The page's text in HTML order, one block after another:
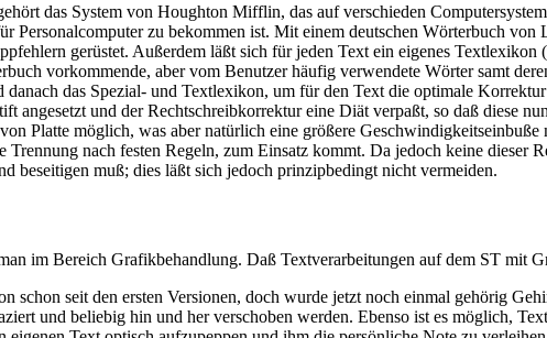
das System von Houghton Mifflin, das auf verschieden
Personalcomputer zu bekommen ist. Mit einem deutschen Wörterbuch
gerüstet. Außerdem läßt sich für jeden Text ein eigenes
vorkommende, aber vom Benutzer häufig verwendete Wörter samt
danach das Spezial- und Textlexikon, um für den Text die optimale
angesetzt und der Rechtschreibkorrektur eine Diät verpaßt, so daß diese
Platte möglich, was aber natürlich eine größere
Trennung nach festen Regeln, zum Einsatz kommt. Da jedoch keine
beseitigen muß; dies läßt sich jedoch prinzipbedingt nicht vermeiden.
im Bereich Grafikbehandlung. Daß Textverarbeitungen auf dem ST mit
schon seit den ersten Versionen, doch wurde jetzt noch einmal gehörig
und beliebig hin und her verschoben werden. Ebenso ist es möglich,